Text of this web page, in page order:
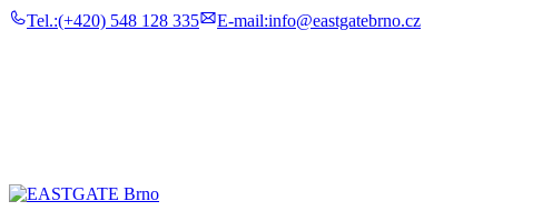
Tel.:(+420) 548 128 335 E-mail:info@eastgatebrno.cz